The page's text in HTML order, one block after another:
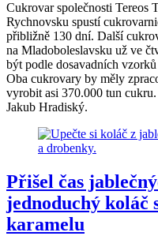
Cukrovar společnosti Tereos
Rychnovsku spustí
přibližně 130 dní. Další
na Mladoboleslavsku už ve
být podle dosavadních
Oba cukrovary by měly
vyrobit asi 370.000 tun
Jakub Hradiský.
Přišel čas
jednoduchý koláč
karamelu